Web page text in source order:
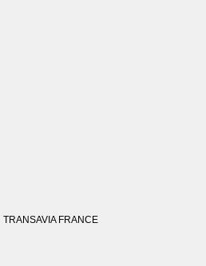
TRANSAVIA FRANCE